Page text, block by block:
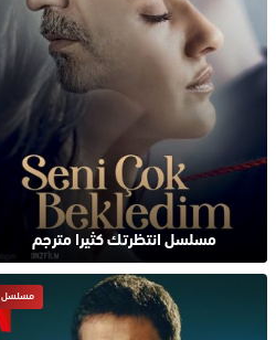
مسلسل انتظرتك كثيرا مترجم
مسلسل